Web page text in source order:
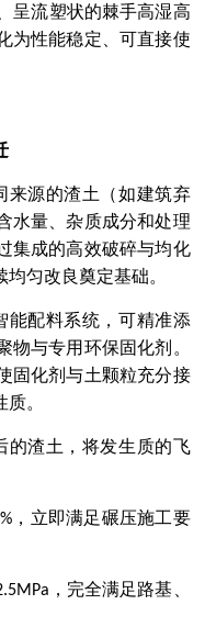
、呈流塑状的棘手高湿高
为性能稳定、可直接使
来源的渣土（如建筑弃
水量、杂质成分和处理
集成的高效破碎与均化
匀改良奠定基础。
能配料系统，可精准添
物与专用环保固化剂。
固化剂与土颗粒充分接
。
的渣土，将发生质的飞
，立即满足碾压施工要
，完全满足路基、